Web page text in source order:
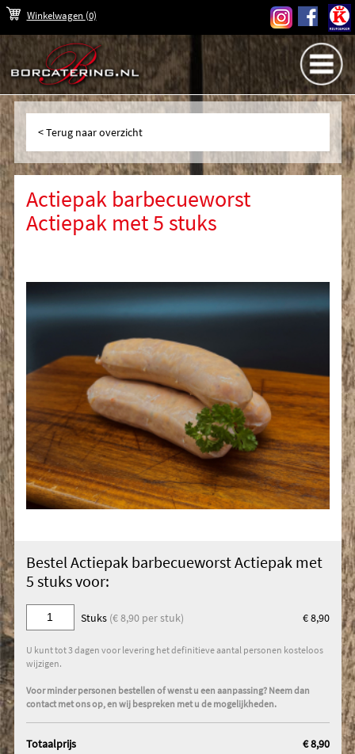
Winkelwagen (0)
Terug naar overzicht
Actiepak barbecueworst
Actiepak met 5 stuks
Bestel Actiepak barbecueworst Actiepak met
5 stuks voor:
Stuks (€ 8,90 per stuk) € 8,90
U kunt tot 3 dagen voor levering het definitieve aantal personen kosteloos
wijzigen.
Voor minder personen bestellen of wenst u een aanpassing? Neem dan
contact met ons op, en wij bespreken met u de mogelijkheden.
Totaalprijs € 8,90